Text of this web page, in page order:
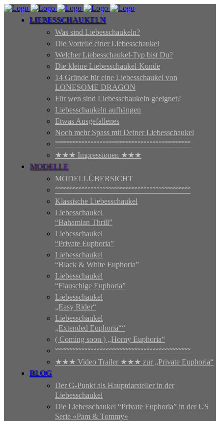
LIEBESSCHAUKELN
Was sind Liebesschaukeln?
Die Vorteile einer Liebesschaukel
Welcher Liebesschaukel-Typ bist Du?
Die kleine Liebesschaukel-Kunde
14 Gründe für eine Liebesschaukel von
LONESOME DRAGON
Für wen sind Liebesschaukeln geeignet?
Liebesschaukeln aufhängen
Etwas Ausgefallenes
Noch mehr Spass mit Deiner Liebesschaukel
°°°°°°°°°°°°°°°°°°°°°°°°°°°°°°°°°°°°°°°°°°°°°°
★★★ Impressionen ★★★
MODELLE
MODELLÜBERSICHT
°°°°°°°°°°°°°°°°°°°°°°°°°°°°°°°°°°°°°°°°°°°°°°
Klassische Liebesschaukel
Liebesschaukel
“Bahamian Thrill”
Liebesschaukel
“Private Euphoria”
Liebesschaukel
“Black & White Euphoria”
Liebesschaukel
“Flauschige Euphoria”
Liebesschaukel
„Easy Rider“
Liebesschaukel
„Extended Euphoria““
( Coming soon ) „Horny Euphoria“
°°°°°°°°°°°°°°°°°°°°°°°°°°°°°°°°°°°°°°°°°°°°°°
★★★ Video Trailer ★★★ zur „Private Euphoria“
BLOG
Der G-Punkt als Hauptdarsteller in der
Liebesschaukel
Die Liebesschaukel “Private Euphoria” in der US
Serie «Pam & Tommy»